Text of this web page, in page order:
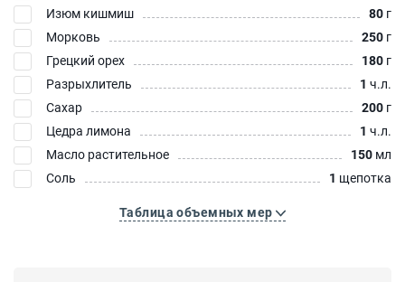
Изюм кишмиш
80 г
Морковь
250 г
Грецкий орех
180 г
Разрыхлитель
1 ч.л.
Сахар
200 г
Цедра лимона
1 ч.л.
Масло растительное
150 мл
Соль
1 щепотка
Таблица объемных мер